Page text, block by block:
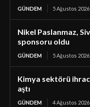
GÜNDEM 5 Ağustos 2026
Nikel Paslanmaz,
sponsoru oldu
GÜNDEM 5 Ağustos 2026
Kimya sektörü
aştı
GÜNDEM 4 Ağustos 2026